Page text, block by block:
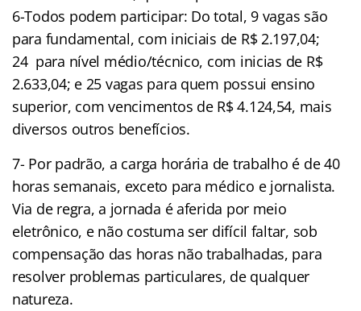
6-Todos podem participar: Do total, 9 vagas são
para fundamental, com iniciais de R$ 2.197,04;
24 para nível médio/técnico, com inicias de R$
2.633,04; e 25 vagas para quem possui ensino
superior, com vencimentos de R$ 4.124,54, mais
diversos outros benefícios.
7- Por padrão, a carga horária de trabalho é de 40
horas semanais, exceto para médico e jornalista.
Via de regra, a jornada é aferida por meio
eletrônico, e não costuma ser difícil faltar, sob
compensação das horas não trabalhadas, para
resolver problemas particulares, de qualquer
natureza.